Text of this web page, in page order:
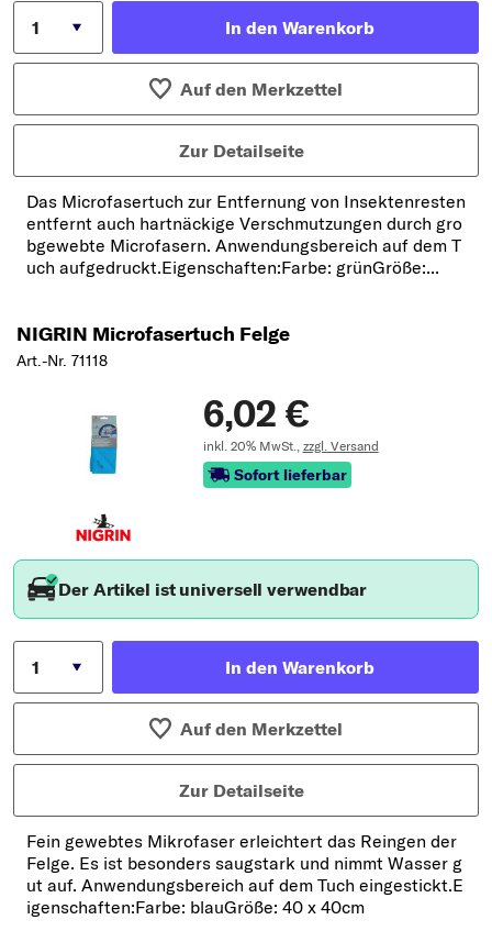
In den Warenkorb
Auf den Merkzettel
Zur Detailseite
Das Microfasertuch zur Entfernung von Insektenresten
entfernt auch hartnäckige Verschmutzungen durch gro
bgewebte Microfasern. Anwendungsbereich auf dem T
uch aufgedruckt.Eigenschaften:Farbe: grünGröße:...
NIGRIN Microfasertuch Felge
Art.-Nr. 71118
6,02 €
inkl. 20% MwSt., zzgl. Versand
Sofort lieferbar
Der Artikel ist universell verwendbar
In den Warenkorb
Auf den Merkzettel
Zur Detailseite
Fein gewebtes Mikrofaser erleichtert das Reingen der
Felge. Es ist besonders saugstark und nimmt Wasser g
ut auf. Anwendungsbereich auf dem Tuch eingestickt.E
igenschaften:Farbe: blauGröße: 40 x 40cm